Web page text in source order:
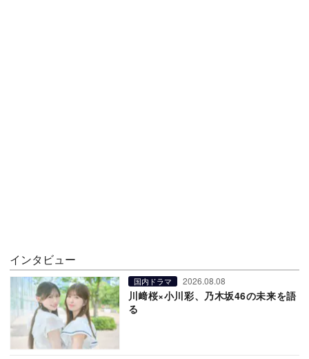
インタビュー
国内ドラマ 2026.08.08
川﨑桜×小川彩、乃木坂46の未来を語
る